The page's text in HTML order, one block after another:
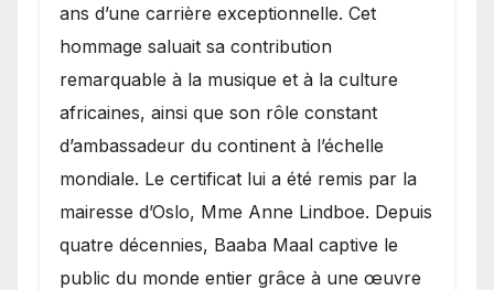
ans d’une carrière exceptionnelle. Cet
hommage saluait sa contribution
remarquable à la musique et à la culture
africaines, ainsi que son rôle constant
d’ambassadeur du continent à l’échelle
mondiale. Le certificat lui a été remis par la
mairesse d’Oslo, Mme Anne Lindboe. Depuis
quatre décennies, Baaba Maal captive le
public du monde entier grâce à une œuvre